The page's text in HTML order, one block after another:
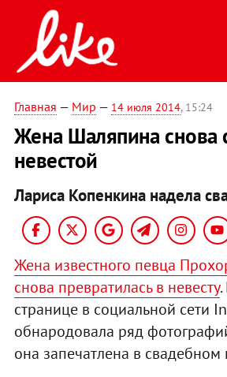
Главная — Мир — 14 июля 2014, 15:24
Жена Шаляпина снова
невестой
Лариса Копенкина надела
Жена известного певца
снова превратилась в невесту
странице в социальной сети
обнародовала ряд
она запечатлена в свадебном